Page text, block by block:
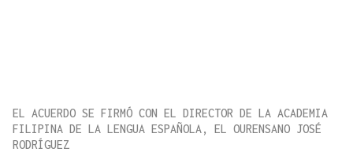
EL ACUERDO SE FIRMÓ CON EL DIRECTOR DE LA ACADEMIA
FILIPINA DE LA LENGUA ESPAÑOLA, EL OURENSANO JOSÉ
RODRÍGUEZ